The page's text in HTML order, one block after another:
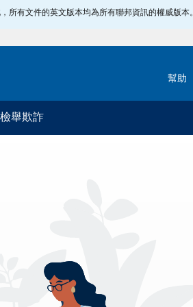
所有文件的英文版本均為所有聯邦資訊的權威版本。
幫助
檢舉欺詐